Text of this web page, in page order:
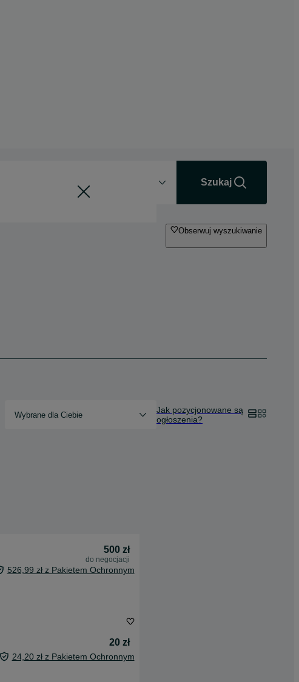
Szukaj
Obserwuj wyszukiwanie
Wybrane dla Ciebie
Jak pozycjonowane są
ogłoszenia?
500 zł
do negocjacji
526,99 zł z Pakietem Ochronnym
20 zł
24,20 zł z Pakietem Ochronnym